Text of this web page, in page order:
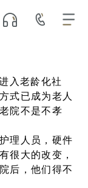
入老龄化社
式已成为老人
院不是不孝
理人员，硬件
很大的改变，
后，他们得不